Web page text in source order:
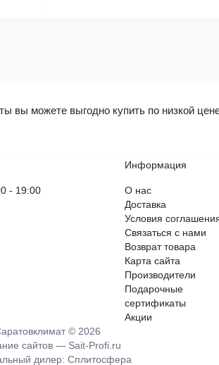
вы можете выгодно купить по низкой
- 19:00
Информация
О нас
Доставка
Условия
Связаться с нами
Возврат товара
Карта сайта
Производители
Подарочные
сертификаты
Акции
© 2026
сайтов — Sait-Profi.ru
дилер: Сплитосфера